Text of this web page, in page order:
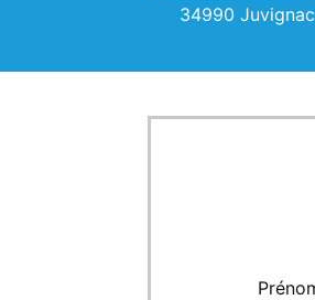
34990 Juvignac